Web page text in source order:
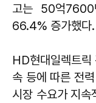
고는 50억
66.4% 증가했다.
HD현대일렉트릭
속 등에 따른 전
시장 수요가 지속